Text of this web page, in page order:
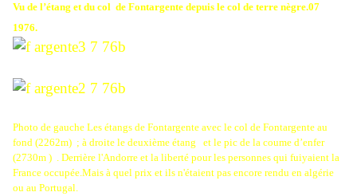
Vu de l’étang et du col de Fontargente depuis le col de terre nègre.07
1976.
Photo de gauche Les étangs de Fontargente avec le col de Fontargente au
fond (2262m) ; à droite le deuxième étang
et le pic de la coume d’enfer
(2730m ) . Derrière l'Andorre et la liberté pour les personnes qui fuiyaient la
France occupée.Mais à quel prix et ils n'étaient pas encore rendu en algérie
ou au Portugal.